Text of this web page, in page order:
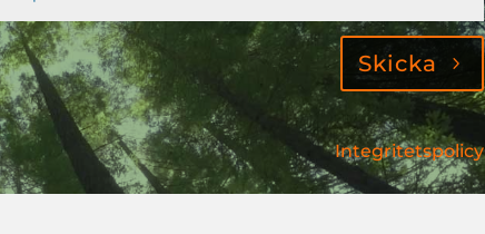
Skicka
Integritetspolicy